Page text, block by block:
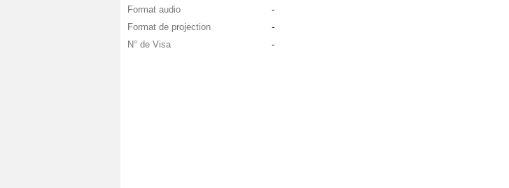
Format audio
-
Format de projection
-
N° de Visa
-